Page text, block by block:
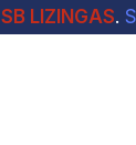
SB LIZINGAS.